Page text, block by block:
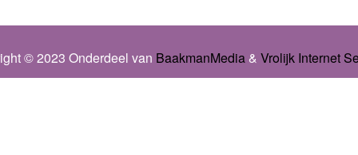
© 2023 Onderdeel van BaakmanMedia& Vrolijk Internet